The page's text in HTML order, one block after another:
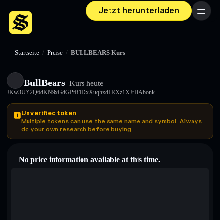
Jetzt herunterladen Menü
Startseite / Preise / BULLBEARS-Kurs
BullBears Kurs heute
JKw3UY2Q6dKN9xGdGPtR1DxXuqhxdLRXz1XJrHAbonk
Unverified token
Multiple tokens can use the same name and symbol. Always
do your own research before buying.
No price information available at this time.